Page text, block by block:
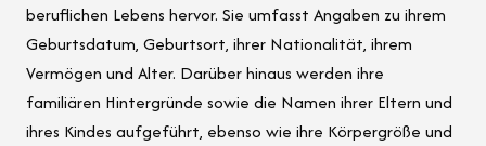
beruflichen Lebens hervor. Sie umfasst Angaben zu ihrem
Geburtsdatum, Geburtsort, ihrer Nationalität, ihrem
Vermögen und Alter. Darüber hinaus werden ihre
familiären Hintergründe sowie die Namen ihrer Eltern und
ihres Kindes aufgeführt, ebenso wie ihre Körpergröße und